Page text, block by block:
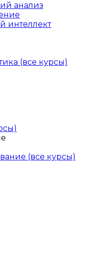
анализ
интеллект
(все курсы)
(все курсы)